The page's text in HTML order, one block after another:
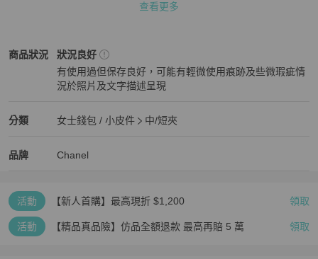
小包盛行，不可或缺的實用美物👍
若有不清楚都可以詢問
詢問商品細節請注意禮貌🙇‍♀️
商品皆自歐洲/日本正規管道進口
照片都是現貨實拍📷請勿盜圖❌
查看更多
商品狀況
Chanel女士錢包 / 小皮件
狀況良好
有使用過但保存良好，可能有輕微使用痕跡及些微瑕疵情
況於照片及文字描述呈現
分類
Chanel 女士錢包 / 小皮件分類資訊
女士錢包 / 小皮件
中/短夾
品牌
Chanel 精品女士錢包 / 小皮件
Chanel
Chanel 推薦清單
活動 【新人首購】最高現折 $1,200 領取
活動 【精品真品險】仿品全額退款 最高再賠 5 萬 領取